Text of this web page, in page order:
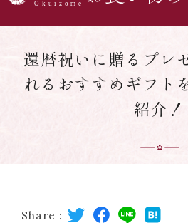
還暦祝いに贈るプレ
れるおすすめギフト
紹介！
Share :